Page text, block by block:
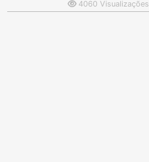
4060 Visualizações